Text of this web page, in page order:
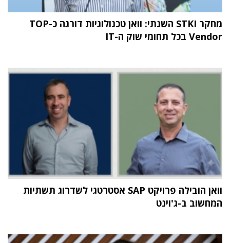
מחקר STKI השנתי: וואן טכנולוגיות דורגה כ-TOP
Vendor בכל תחומי שוק ה-IT
וואן הובילה פרויקט SAP אסטרטגי לשדרוג תשתיות
המחשוב ב-ג'וינט